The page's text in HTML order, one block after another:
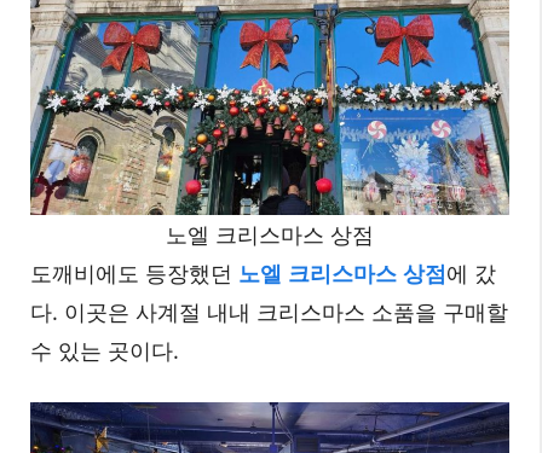
노엘 크리스마스 상점
도깨비에도 등장했던 노엘 크리스마스 상점에 갔
다. 이곳은 사계절 내내 크리스마스 소품을 구매할
수 있는 곳이다.